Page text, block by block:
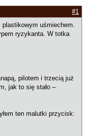
#1
uśmiechem.
ryzykanta. W totka
pilotem i trzecią już
jak to się stało –
ten malutki przycisk: